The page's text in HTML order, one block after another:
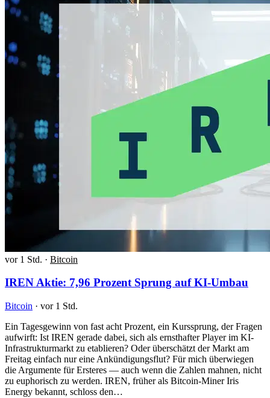
vor 1 Std. · Bitcoin
IREN Aktie: 7,96 Prozent Sprung auf KI-Umbau
Bitcoin · vor 1 Std.
Ein Tagesgewinn von fast acht Prozent, ein Kurssprung, der Fragen
aufwirft: Ist IREN gerade dabei, sich als ernsthafter Player im KI-
Infrastrukturmarkt zu etablieren? Oder überschätzt der Markt am
Freitag einfach nur eine Ankündigungsflut? Für mich überwiegen
die Argumente für Ersteres — auch wenn die Zahlen mahnen, nicht
zu euphorisch zu werden. IREN, früher als Bitcoin-Miner Iris
Energy bekannt, schloss den…